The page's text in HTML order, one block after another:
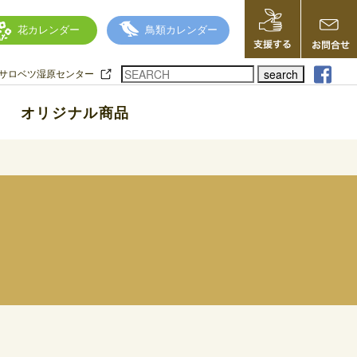
花カレンダー 鳥類カレンダー
ロベツ湿原センター search
オリジナル商品